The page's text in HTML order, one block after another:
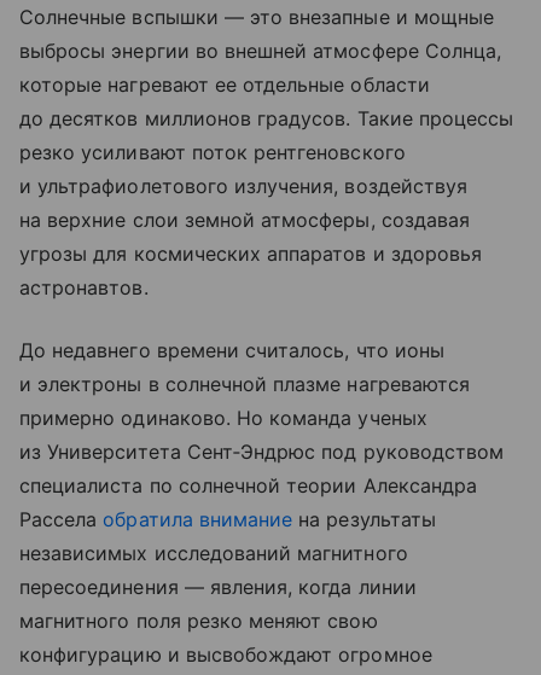
Солнечные вспышки — это внезапные и мощные
выбросы энергии во внешней атмосфере Солнца,
которые нагревают ее отдельные области
до десятков миллионов градусов. Такие процессы
резко усиливают поток рентгеновского
и ультрафиолетового излучения, воздействуя
на верхние слои земной атмосферы, создавая
угрозы для космических аппаратов и здоровья
астронавтов.
До недавнего времени считалось, что ионы
и электроны в солнечной плазме нагреваются
примерно одинаково. Но команда ученых
из Университета Сент‑Эндрюс под руководством
специалиста по солнечной теории Александра
Рассела обратила внимание на результаты
независимых исследований магнитного
пересоединения — явления, когда линии
магнитного поля резко меняют свою
конфигурацию и высвобождают огромное